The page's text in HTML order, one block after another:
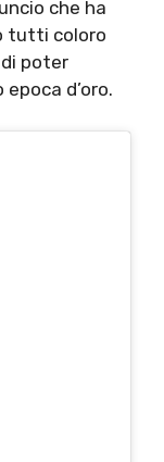
che ha
tutti coloro
poter
d’oro.